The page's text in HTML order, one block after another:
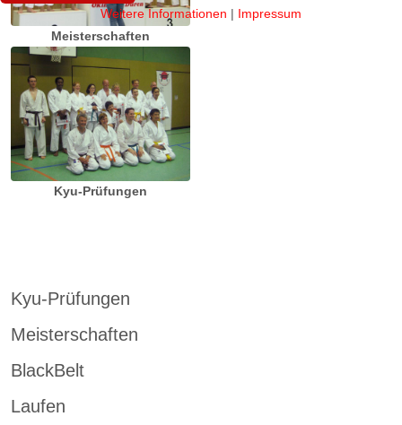
Meisterschaften
Kyu-Prüfungen
Kyu-Prüfungen
Meisterschaften
BlackBelt
Laufen
Weitere Informationen | Impressum